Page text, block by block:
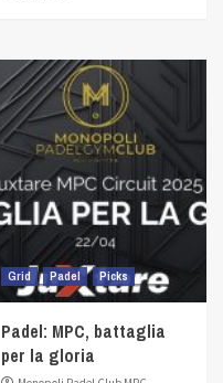
Grid Padel Picks
Padel: MPC, battaglia
per la gloria